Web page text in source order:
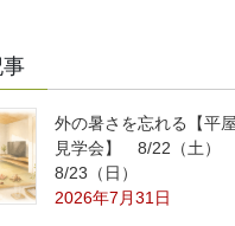
外の暑さを忘れる【平
見学会】 8/22（土）
8/23（日）
2026年7月31日